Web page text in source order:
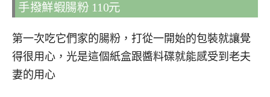
手撥鮮蝦腸粉 110元
第一次吃它們家的腸粉，打從一開始的包裝就讓覺
得很用心，光是這個紙盒跟醬料碟就能感受到老夫
妻的用心